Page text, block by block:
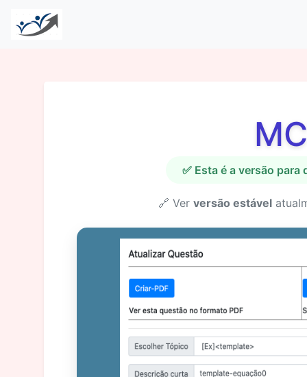
✅ Esta é a versão
🔗 Ver versão estável